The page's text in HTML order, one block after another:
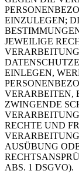
EINZULEGEN;
JEWEILIGE
EINLEGEN,
VERARBEITEN,
ZWINGENDE
RECHTE UND
AUSÜBUNG
ABS. 1 DSGVO).